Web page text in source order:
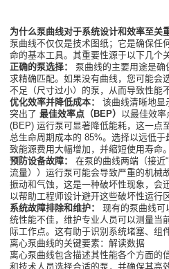
为什么泵曲线对于系统设计和效率至关
泵曲线不仅仅是技术图纸；它是确保任
命的基本工具。其重要性源于以下几个
正确的泵选择：
泵曲线的主要用途是
求精确匹配。如果没有曲线，您可能会
不足（尺寸过小）的泵，从而导致性能
优化效率并降低成本：
该曲线清晰地显
突出了最佳效率点（BEP） 以最佳效
(BEP) 运行泵可显著降低能耗，这一点
总生命周期成本的 85%。选择以远低
致能源费用大幅增加，并缩短使用寿命。
预防设备故障：
在泵的曲线两端（接近
流量））运行泵可能会导致严重的机械
振动和气蚀，这是一种破坏性现象，会
以帮助工程师设计避开这些破坏性运行
系统故障排除和维护：
现有的泵曲线可
统性能不佳，维护专业人员可以测量当
际工作点。这有助于识别系统堵塞、组
离心泵曲线的关键要素：解读数据
离心泵曲线包含描述其性能各个方面的
和技术人员选择合适的泵，并确保其高